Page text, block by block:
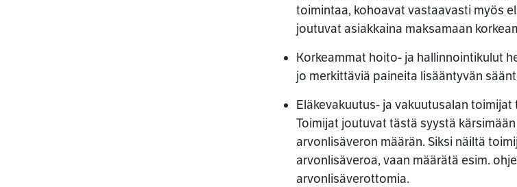
toimintaa, kohoavat vastaavasti myös
joutuvat asiakkaina maksamaan
Korkeammat hoito- ja hallinnointikulut
jo merkittäviä paineita lisääntyvän
Eläkevakuutus- ja vakuutusalan
Toimijat joutuvat tästä syystä
arvonlisäveron määrän. Siksi näiltä
arvonlisäveroa, vaan määrätä esim.
arvonlisäverottomia.